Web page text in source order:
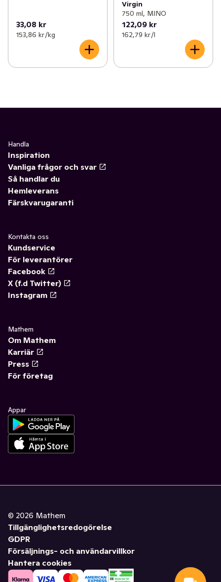
33,08 kr
153,86 kr /kg
Virgin
750 ml, MINO
122,09 kr
162,79 kr /l
Handla
Inspiration
Vanliga frågor och svar
Så handlar du
Hemleverans
Färskvarugaranti
Kontakta oss
Kundservice
För leverantörer
Facebook
X (f.d Twitter)
Instagram
Mathem
Om Mathem
Karriär
Press
För företag
Appar
© 2026 Mathem
Tillgänglighetsredogörelse
GDPR
Försäljnings- och användarvillkor
Hantera cookies